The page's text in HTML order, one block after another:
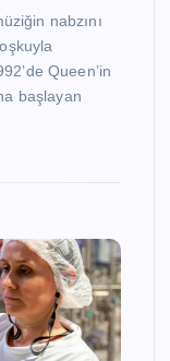
nabzını
Queen’in
başlayan